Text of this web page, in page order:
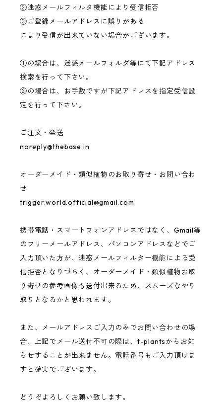
②迷惑メールフィルタ機能により受信拒否
③ご登録メールアドレスに誤りがある
により受信が出来ていない場合がございます。
①の場合は、迷惑メールフォルダ等にて下記アドレス
検索を行って下さい。
②の場合は、お手数ですが下記アドレスを指定受信設
定を行って下さい。
ご注文・発送
noreply@thebase.in
オーダーメイド・類似植物のお取り寄せ・お問い合わ
せ
trigger.world.official@gmail.com
携帯電話・スマートフォンアドレスではなく、Gmail等
のフリーメールアドレス、パソコンアドレスなどでご
入力頂いた方が、迷惑メールフィルター機能による受
信拒否となりづらく、オーダーメイド・類似植物お取
り寄せの参考画像も送付出来るため、スムーズなやり
取りとなるかと思われます。
また、メールアドレスご入力のみでお問い合わせの場
合、上記でメール送付不可の際は、t-plantsからお知
らせすることが出来ません。電話番号もご入力頂けま
すと確実でございます。
どうぞよろしくお願い致します。